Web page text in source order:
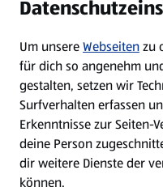
Newsletter
WhatsApp
Über ALDI SÜD
Filialen
Um unsereWebseitenzu
für dich so angenehm
gestalten, setzen wir
Surfverhalten erfassen
Erkenntnisse zur Seiten-
deine Person
dir weitere Dienste der
können.